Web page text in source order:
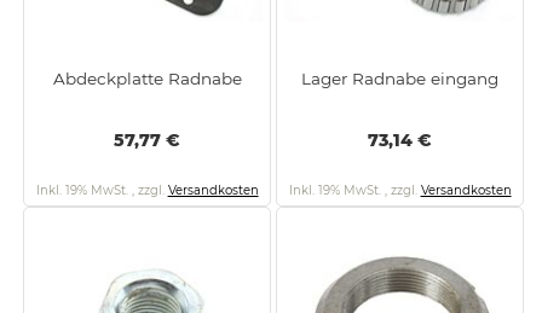
Abdeckplatte Radnabe
57,77 €
Inkl. 19% MwSt. , zzgl. Versandkosten
Lager Radnabe eingang
73,14 €
Inkl. 19% MwSt. , zzgl. Versandkosten